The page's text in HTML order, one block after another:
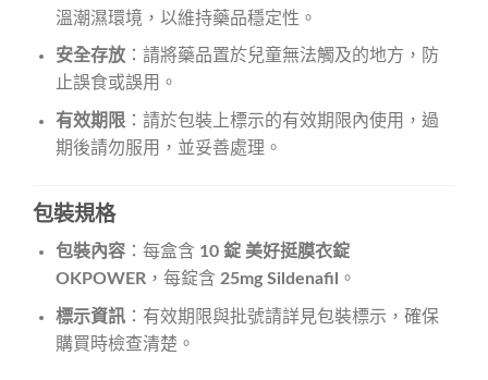
溫潮濕環境，以維持藥品穩定性。
安全存放：請將藥品置於兒童無法觸及的地方，防
止誤食或誤用。
有效期限：請於包裝上標示的有效期限內使用，過
期後請勿服用，並妥善處理。
包裝規格
包裝內容：每盒含 10 錠 美好挺膜衣錠
OKPOWER，每錠含 25mg Sildenafil 。
標示資訊：有效期限與批號請詳見包裝標示，確保
購買時檢查清楚。